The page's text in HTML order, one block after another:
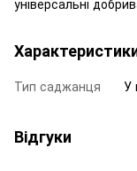
Тип саджанця У
Відгуки